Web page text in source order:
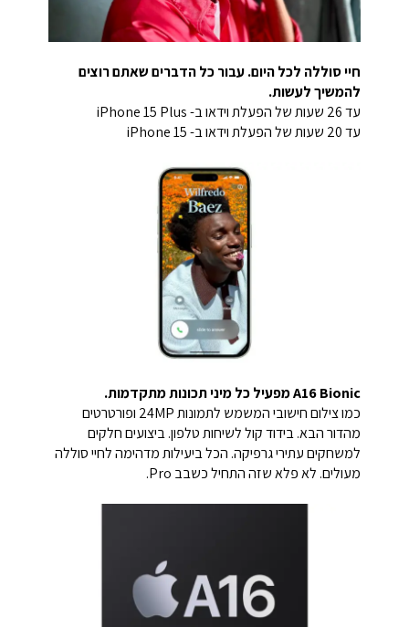
חיי סוללה לכל היום. עבור כל הדברים שאתם רוצים
להמשיך לעשות.
עד 26 שעות של הפעלת וידאו ב- iPhone 15 Plus
עד 20 שעות של הפעלת וידאו ב- iPhone 15
A16 Bionic מפעיל כל מיני תכונות מתקדמות.
כמו צילום חישובי המשמש לתמונות 24MP ופורטרטים
מהדור הבא. בידוד קול לשיחות טלפון. ביצועים חלקים
למשחקים עתירי גרפיקה. הכל ביעילות מדהימה לחיי סוללה
מעולים. לא פלא שזה התחיל כשבב Pro.